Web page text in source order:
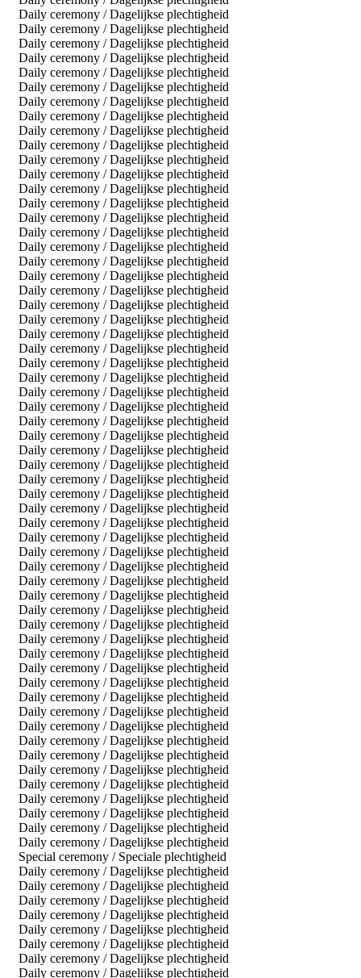
Daily ceremony / Dagelijkse plechtigheid
Daily ceremony / Dagelijkse plechtigheid
Daily ceremony / Dagelijkse plechtigheid
Daily ceremony / Dagelijkse plechtigheid
Daily ceremony / Dagelijkse plechtigheid
Daily ceremony / Dagelijkse plechtigheid
Daily ceremony / Dagelijkse plechtigheid
Daily ceremony / Dagelijkse plechtigheid
Daily ceremony / Dagelijkse plechtigheid
Daily ceremony / Dagelijkse plechtigheid
Daily ceremony / Dagelijkse plechtigheid
Daily ceremony / Dagelijkse plechtigheid
Daily ceremony / Dagelijkse plechtigheid
Daily ceremony / Dagelijkse plechtigheid
Daily ceremony / Dagelijkse plechtigheid
Daily ceremony / Dagelijkse plechtigheid
Daily ceremony / Dagelijkse plechtigheid
Daily ceremony / Dagelijkse plechtigheid
Daily ceremony / Dagelijkse plechtigheid
Daily ceremony / Dagelijkse plechtigheid
Daily ceremony / Dagelijkse plechtigheid
Daily ceremony / Dagelijkse plechtigheid
Daily ceremony / Dagelijkse plechtigheid
Daily ceremony / Dagelijkse plechtigheid
Daily ceremony / Dagelijkse plechtigheid
Daily ceremony / Dagelijkse plechtigheid
Daily ceremony / Dagelijkse plechtigheid
Daily ceremony / Dagelijkse plechtigheid
Daily ceremony / Dagelijkse plechtigheid
Daily ceremony / Dagelijkse plechtigheid
Daily ceremony / Dagelijkse plechtigheid
Daily ceremony / Dagelijkse plechtigheid
Daily ceremony / Dagelijkse plechtigheid
Daily ceremony / Dagelijkse plechtigheid
Daily ceremony / Dagelijkse plechtigheid
Daily ceremony / Dagelijkse plechtigheid
Daily ceremony / Dagelijkse plechtigheid
Daily ceremony / Dagelijkse plechtigheid
Daily ceremony / Dagelijkse plechtigheid
Daily ceremony / Dagelijkse plechtigheid
Daily ceremony / Dagelijkse plechtigheid
Daily ceremony / Dagelijkse plechtigheid
Daily ceremony / Dagelijkse plechtigheid
Daily ceremony / Dagelijkse plechtigheid
Daily ceremony / Dagelijkse plechtigheid
Daily ceremony / Dagelijkse plechtigheid
Daily ceremony / Dagelijkse plechtigheid
Daily ceremony / Dagelijkse plechtigheid
Daily ceremony / Dagelijkse plechtigheid
Daily ceremony / Dagelijkse plechtigheid
Daily ceremony / Dagelijkse plechtigheid
Daily ceremony / Dagelijkse plechtigheid
Daily ceremony / Dagelijkse plechtigheid
Daily ceremony / Dagelijkse plechtigheid
Daily ceremony / Dagelijkse plechtigheid
Daily ceremony / Dagelijkse plechtigheid
Daily ceremony / Dagelijkse plechtigheid
Daily ceremony / Dagelijkse plechtigheid
Special ceremony / Speciale plechtigheid
Daily ceremony / Dagelijkse plechtigheid
Daily ceremony / Dagelijkse plechtigheid
Daily ceremony / Dagelijkse plechtigheid
Daily ceremony / Dagelijkse plechtigheid
Daily ceremony / Dagelijkse plechtigheid
Daily ceremony / Dagelijkse plechtigheid
Daily ceremony / Dagelijkse plechtigheid
Daily ceremony / Dagelijkse plechtigheid